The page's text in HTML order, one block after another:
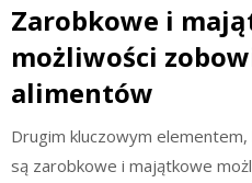
Zarobkowe i
możliwości
alimentów
Drugim kluczowym
są zarobkowe i majątkowe